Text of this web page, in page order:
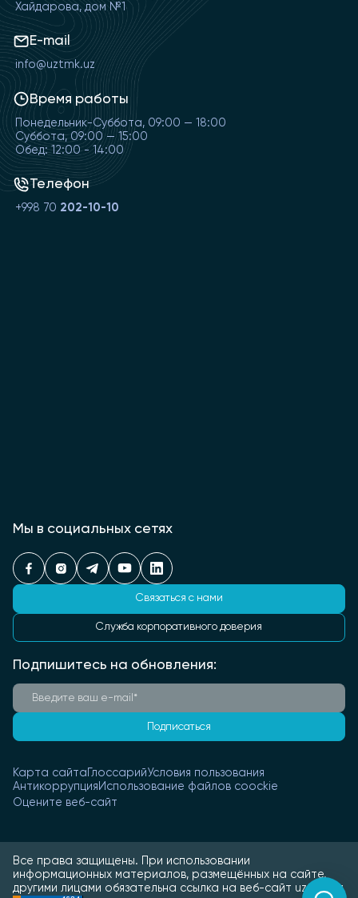
Хайдарова, дом №1
E-mail
info@uztmk.uz
Время работы
Понедельник-Суббота, 09:00 — 18:00
Суббота, 09:00 — 15:00
Обед: 12:00 - 14:00
Телефон
+998 70 202-10-10
Мы в социальных сетях
Связаться с нами
Служба корпоративного доверия
Подпишитесь на обновления:
Подписаться
Карта сайта Глоссарий Условия пользования
Антикоррупция Использование файлов coockie
Оцените веб-сайт
Все права защищены. При использовании
информационных материалов, размещённых на сайте,
другими лицами обязательна ссылка на веб-сайт uztmk.uz